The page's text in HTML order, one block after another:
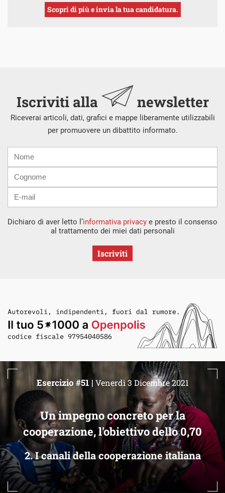
Scopri di più e invia la tua candidatura.
Iscriviti alla newsletter
Riceverai articoli, dati, grafici e mappe liberamente utilizzabili
per promuovere un dibattito informato.
mail
Dichiaro di aver letto l’informativa privacy e presto il consenso
al trattamento dei miei dati personali
Iscriviti
Un impegno concreto per la
cooperazione, l'obiettivo dello 0,70
2. I canali della cooperazione italiana
Esercizio #51 | Venerdì 3 Dicembre 2021